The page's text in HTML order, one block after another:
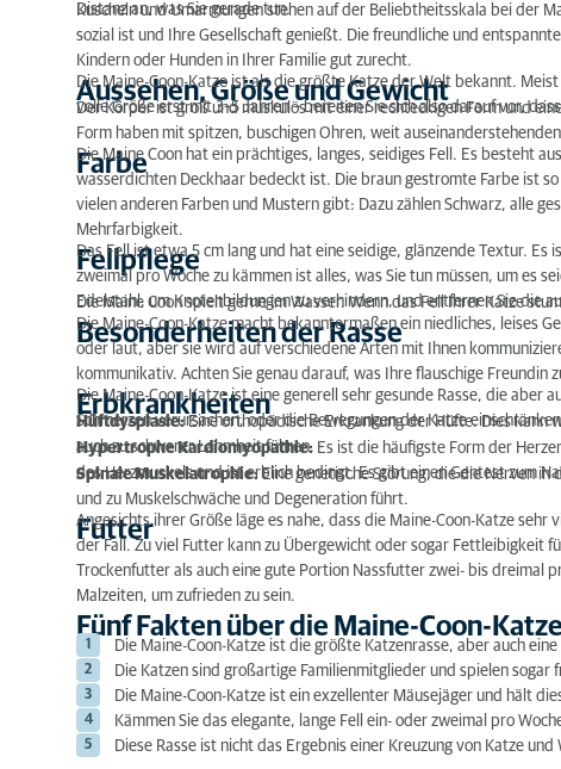
Besonderheiten der Rasse
Erbkrankheiten
Futter
Fünf Fakten über die Maine-Coon-Katze
Distanz an, was Sie gerade tun.
Kuscheln und Umarmungen stehen auf der Beliebtheitsskala bei der
sozial ist und Ihre Gesellschaft genießt. Die freundliche und
Kindern oder Hunden in Ihrer Familie gut zurecht.
Aussehen, Größe und Gewicht
Die Maine-Coon-Katze ist als die größte Katze der Welt bekannt.
volle Größe erst mit 3–5 Jahren – bereiten Sie sich also darauf vor,
Der Körper ist groß und muskulös mit einer rechteckigen Form und
Form haben mit spitzen, buschigen Ohren, weit
Farbe
Die Maine Coon hat ein prächtiges, langes, seidiges Fell. Es besteht
wasserdichten Deckhaar bedeckt ist. Die braun gestromte Farbe ist
vielen anderen Farben und Mustern gibt: Dazu zählen Schwarz, alle
Mehrfarbigkeit.
Fellpflege
Das Fell ist etwa 5 cm lang und hat eine seidige, glänzende Textur.
zweimal pro Woche zu kämmen ist alles, was Sie tun müssen, um es
Edelstahl, um Knotenbildungen zu verhindern, und entfernen Sie die
Die Maine Coon spielt gerne im Wasser. Wenn das Fell Ihrer Katze
Besonderheiten der Rasse
Die Maine-Coon-Katze macht bekanntermaßen ein niedliches, leises
oder laut, aber sie wird auf verschiedene Arten mit Ihnen
kommunikativ. Achten Sie genau darauf, was Ihre flauschige Freundin
Erbkrankheiten
Die Maine-Coon-Katze ist eine generell sehr gesunde Rasse, die
Schmerzen verursachen, oder die Bewegungen der Katze
Hüftdysplasie:Eine orthopädische Erkrankung der Hüfte. Dies kann
auch zu schwerer Lahmheit führen.
Hypertrophe Kardiomyopathie: Es ist die häufigste Form der
des Herzmuskels und ist erblich bedingt. Es gibt einen Gentest zum
Spinale Muskelatrophie:Eine genetische Störung, die die Nerven
und zu Muskelschwäche und Degeneration führt.
Futter
Angesichts ihrer Größe läge es nahe, dass die Maine-Coon-Katze
der Fall. Zu viel Futter kann zu Übergewicht oder sogar Fettleibigkeit
Trockenfutter als auch eine gute Portion Nassfutter zwei- bis dreimal
Malzeiten, um zufrieden zu sein.
Fünf Fakten über die Maine-Coon-Katze
Die Maine-Coon-Katze ist die größte Katzenrasse, aber auch
Die Katzen sind großartige Familienmitglieder und spielen sogar
Die Maine-Coon-Katze ist ein exzellenter Mäusejäger und hält
Kämmen Sie das elegante, lange Fell ein- oder zweimal pro
Diese Rasse ist nicht das Ergebnis einer Kreuzung von Katze